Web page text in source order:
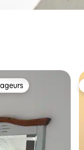
les plus appréciés